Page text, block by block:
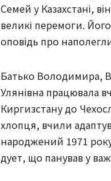
Семей у Казахстані,
великі перемоги.
оповідь про
Батько Володимира,
Улянівна працювала
Киргизстану до
хлопця, вчили
народжений 1971
дует, що панував у